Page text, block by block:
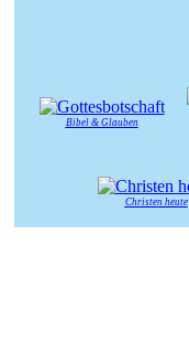
Bibel & Glauben
Christen heute